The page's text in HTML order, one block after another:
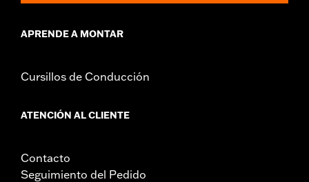
APRENDE A MONTAR
Cursillos de Conducción
ATENCIÓN AL CLIENTE
Contacto
Seguimiento del Pedido